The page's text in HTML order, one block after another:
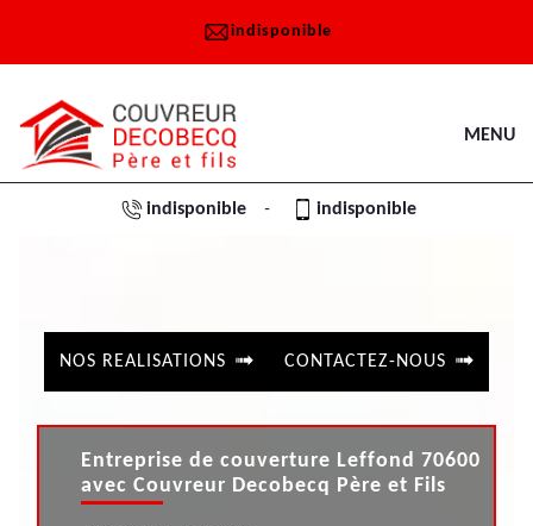
indisponible
MENU
indisponible - indisponible
NOS REALISATIONS CONTACTEZ-NOUS
Entreprise de couverture Leffond 70600
avec Couvreur Decobecq Père et Fils